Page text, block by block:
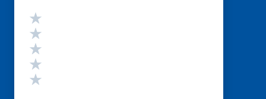
Valutazione